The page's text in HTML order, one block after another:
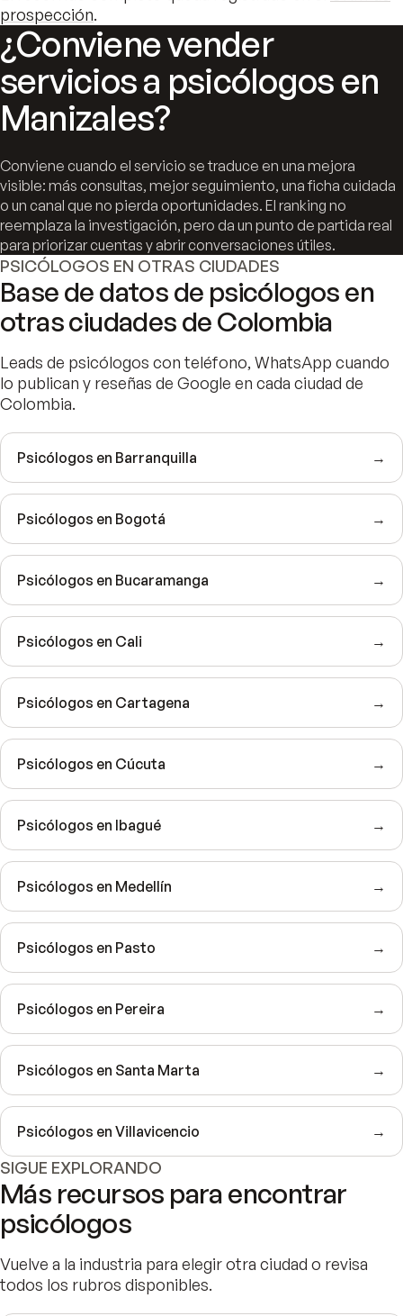
prospección.
¿Conviene vender
servicios a psicólogos en
Manizales?
Conviene cuando el servicio se traduce en una mejora
visible: más consultas, mejor seguimiento, una ficha cuidada
o un canal que no pierda oportunidades. El ranking no
reemplaza la investigación, pero da un punto de partida real
para priorizar cuentas y abrir conversaciones útiles.
PSICÓLOGOS EN OTRAS CIUDADES
Base de datos de psicólogos en
otras ciudades de Colombia
Leads de psicólogos con teléfono, WhatsApp cuando
lo publican y reseñas de Google en cada ciudad de
Colombia.
Psicólogos en Barranquilla →
Psicólogos en Bogotá →
Psicólogos en Bucaramanga →
Psicólogos en Cali →
Psicólogos en Cartagena →
Psicólogos en Cúcuta →
Psicólogos en Ibagué →
Psicólogos en Medellín →
Psicólogos en Pasto →
Psicólogos en Pereira →
Psicólogos en Santa Marta →
Psicólogos en Villavicencio →
SIGUE EXPLORANDO
Más recursos para encontrar
psicólogos
Vuelve a la industria para elegir otra ciudad o revisa
todos los rubros disponibles.